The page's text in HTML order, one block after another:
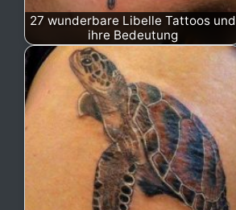
27 wunderbare Libelle Tattoos und
ihre Bedeutung